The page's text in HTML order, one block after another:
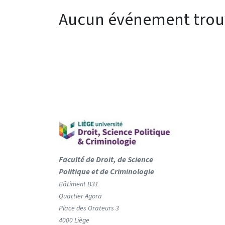
Aucun événement
Faculté de Droit, de Science
Politique et de Criminologie
Bâtiment B31
Quartier Agora
Place des Orateurs 3
4000 Liège